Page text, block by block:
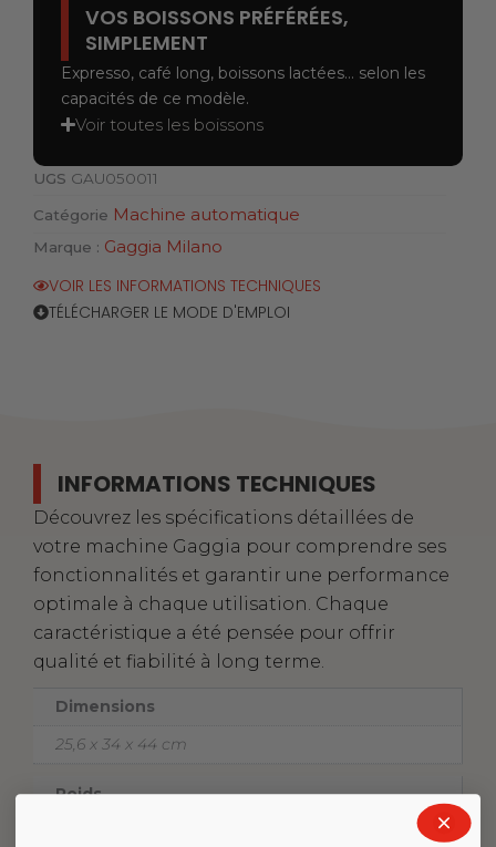
VOS BOISSONS PRÉFÉRÉES,
SIMPLEMENT
Expresso, café long, boissons lactées… selon les
capacités de ce modèle.
Voir toutes les boissons
UGS GAU050011
Catégorie Machine automatique
Marque : Gaggia Milano
VOIR LES INFORMATIONS TECHNIQUES
TÉLÉCHARGER LE MODE D'EMPLOI
INFORMATIONS TECHNIQUES
Découvrez les spécifications détaillées de
votre machine Gaggia pour comprendre ses
fonctionnalités et garantir une performance
optimale à chaque utilisation. Chaque
caractéristique a été pensée pour offrir
qualité et fiabilité à long terme.
Dimensions
25,6 x 34 x 44 cm
Poids